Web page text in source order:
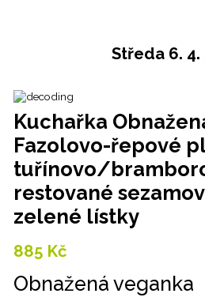
Středa 6. 4.
Kuchařka
Fazolovo-řepové
tuřínovo/
restované
zelené lístky
885 Kč
Obnažená veganka